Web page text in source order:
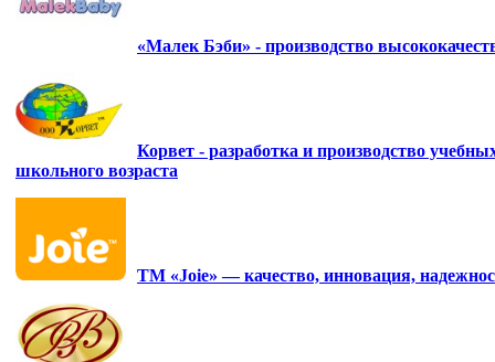
«Малек Бэби» - производство
Корвет - разработка и производство
школьного возраста
ТМ «Joie» — качество, инновация,